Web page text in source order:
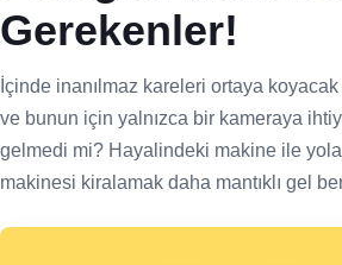
Gerekenler!
İçinde inanılmaz kareleri ortaya
ve bunun için yalnızca bir kameraya
gelmedi mi? Hayalindeki makine ile
makinesi kiralamak daha mantıklı gel